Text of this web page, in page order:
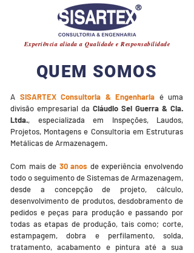
®
Experiência aliada a Qualidade e Responsabilidade
QUEM SOMOS
A SISARTEX Consultoria & Engenharia é uma
divisão empresarial da Cláudio Sei Guerra & Cia.
Ltda.,
especializada em Inspeções, Laudos,
Projetos, Montagens e Consultoria em Estruturas
Metálicas de Armazenagem.
Com mais de 30 anos de experiência envolvendo
todo o seguimento de Sistemas de Armazenagem,
desde a concepção de projeto, cálculo,
desenvolvimento de produtos, desdobramento de
pedidos e peças para produção e passando por
todas as etapas de produção, tais como; corte,
estampagem, dobra e perfilamento, solda,
tratamento, acabamento e pintura até a sua